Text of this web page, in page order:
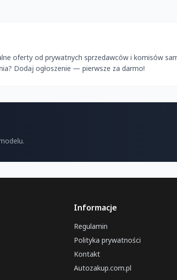
oferty od prywatnych sprzedawców i komisów
Dodaj ogłoszenie — pierwsze za darmo!
Informacje
Regulamin
Polityka prywatności
Kontakt
Autozakup.com.pl